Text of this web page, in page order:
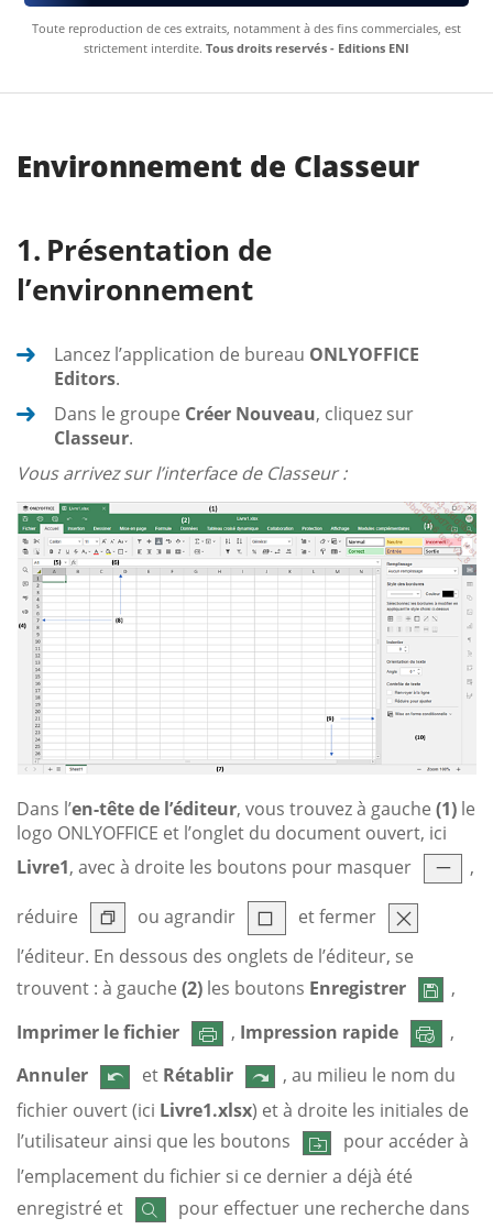
Toute reproduction de ces extraits, notamment à des fins commerciales, est
strictement interdite. Tous droits reservés - Editions ENI
Environnement de Classeur
Présentation de
l’environnement
Lancez l’application de bureau ONLYOFFICE
Editors.
Dans le groupe Créer Nouveau, cliquez sur
Classeur.
Vous arrivez sur l’interface de Classeur :
Dans l’en-tête de l’éditeur, vous trouvez à gauche (1) le
logo ONLYOFFICE et l’onglet du document ouvert, ici
Livre1, avec à droite les boutons pour masquer ,
réduire ou agrandir
et fermer
l’éditeur. En dessous des onglets de l’éditeur, se
trouvent : à gauche (2) les boutons Enregistrer
,
Imprimer le fichier
, Impression rapide
,
Annuler
et Rétablir
, au milieu le nom du
fichier ouvert (ici Livre1.xlsx) et à droite les initiales de
l’utilisateur ainsi que les boutons
pour accéder à
l’emplacement du fichier si ce dernier a déjà été
enregistré et
pour effectuer une recherche dans